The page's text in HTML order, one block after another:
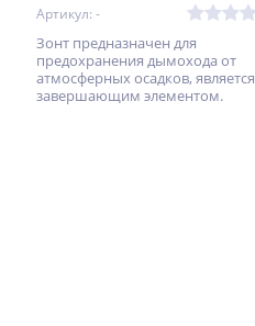
Артикул: -
Зонт предназначен для
предохранения дымохода от
атмосферных осадков, является
завершающим элементом.